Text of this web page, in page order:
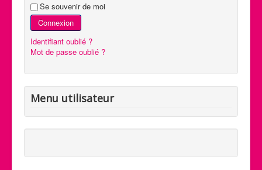
Se souvenir de moi
Connexion
Identifiant oublié ?
Mot de passe oublié ?
Menu utilisateur